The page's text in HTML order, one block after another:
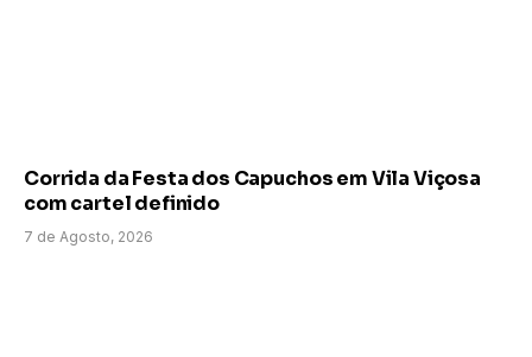
Corrida da Festa dos Capuchos em Vila Viçosa
com cartel definido
7 de Agosto, 2026